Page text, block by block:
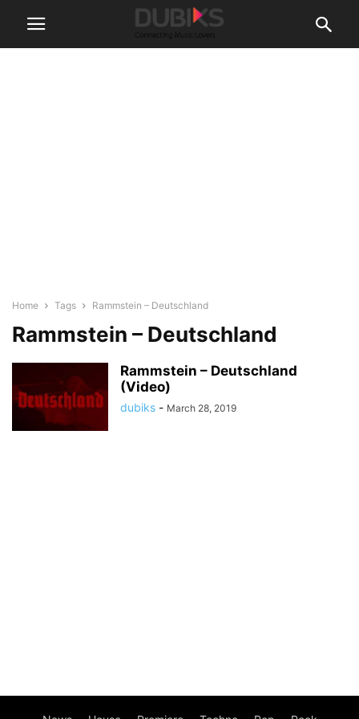
Home Tags Rammstein – Deutschland
Rammstein – Deutschland
Rammstein – Deutschland
(Video)
dubiks - March 28, 2019